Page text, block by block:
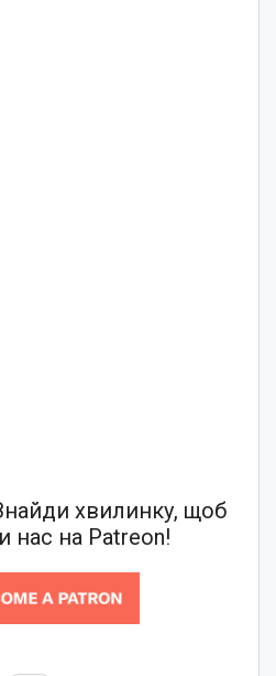
хвилинку, щоб
нас на Patreon!